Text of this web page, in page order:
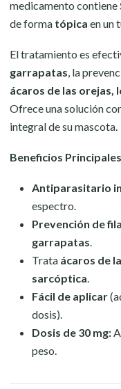
medicamento contiene
de forma tópica en un
El tratamiento es
garrapatas, la
ácaros de las orejas,
Ofrece una solución
integral de su mascota.
Beneficios Principales
Antiparasitario
espectro.
Prevención de
garrapatas.
Trata ácaros de
sarcóptica.
Fácil de aplicar
dosis).
Dosis de 30 mg:
peso.